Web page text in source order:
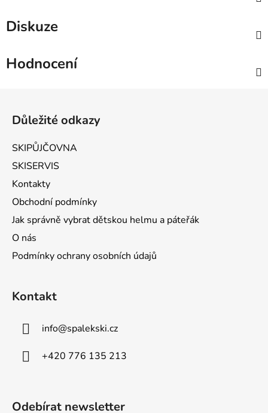
Diskuze
Hodnocení
Důležité odkazy
SKIPŮJČOVNA
SKISERVIS
Kontakty
Obchodní podmínky
Jak správně vybrat dětskou helmu a páteřák
O nás
Podmínky ochrany osobních údajů
Kontakt
info@spalekski.cz
+420 776 135 213
Odebírat newsletter